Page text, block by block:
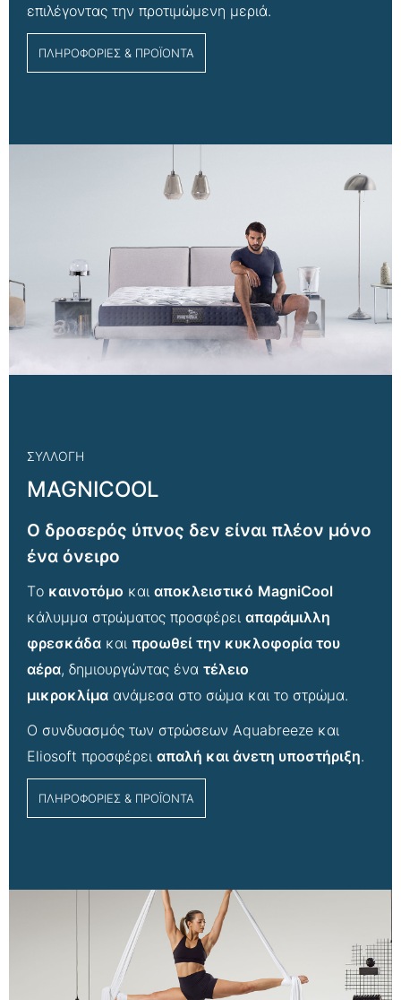
επιλέγοντας την προτιμώμενη μεριά.
ΠΛΗΡΟΦΟΡΙΕΣ & ΠΡΟΪΟΝΤΑ
ΣΥΛΛΟΓΗ
MAGNICOOL
Ο δροσερός ύπνος δεν είναι πλέον μόνο
ένα όνειρο
Tο καινοτόμο και αποκλειστικό MagniCool
κάλυμμα στρώματος προσφέρει απαράμιλλη
φρεσκάδα και προωθεί την κυκλοφορία του
αέρα, δημιουργώντας ένα τέλειο
μικροκλίμα ανάμεσα στο σώμα και το στρώμα.
Ο συνδυασμός των στρώσεων Aquabreeze και
Eliosoft προσφέρει απαλή και άνετη υποστήριξη.
ΠΛΗΡΟΦΟΡΙΕΣ & ΠΡΟΪΟΝΤΑ